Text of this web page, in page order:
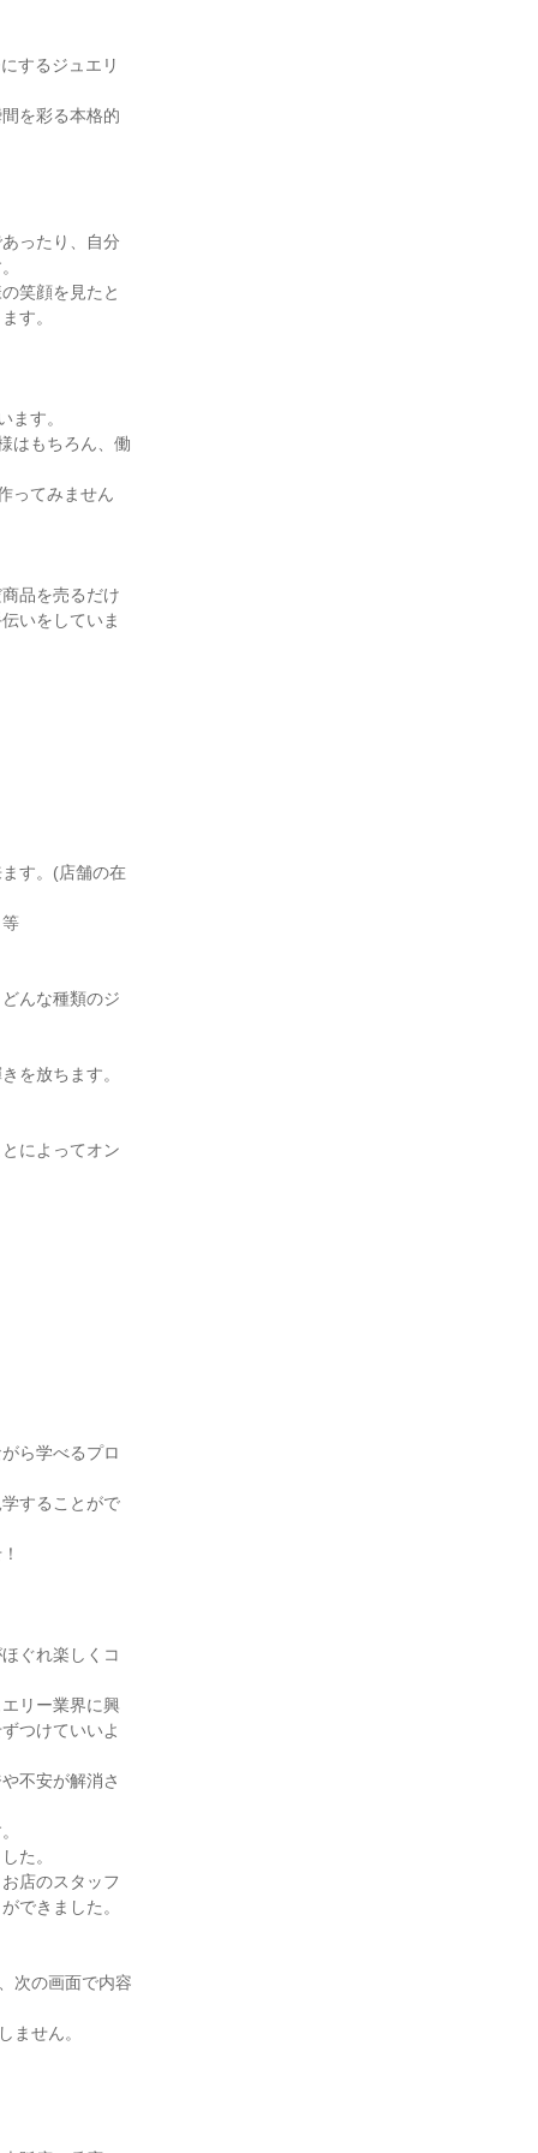
するジュエリ
を彩る本格的
ったり、自分
笑顔を見たと
す。
ます。
はもちろん、働
ってみません
品を売るだけ
いをしていま
す。(店舗の在
んな種類のジ
を放ちます。
によってオン
ら学べるプロ
することがで
ぐれ楽しくコ
リー業界に興
つけていいよ
不安が解消さ
た。
店のスタッフ
できました。
次の画面で内容
ません。